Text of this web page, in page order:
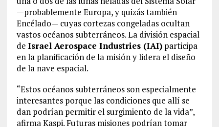
—probablemente Europa, y quizás también
Encélado— cuyas cortezas congeladas ocultan
vastos océanos subterráneos. La división espacial
de Israel Aerospace Industries (IAI)participa
en la planificación de la misión y lidera el diseño
de la nave espacial.
“Estos océanos subterráneos son especialmente
interesantes porque las condiciones que allí se
dan podrían permitir el surgimiento de la vida”,
afirma Kaspi. Futuras misiones podrían tomar